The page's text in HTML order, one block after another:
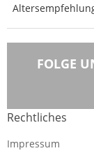
FOLGE
Rechtliches
Impressum